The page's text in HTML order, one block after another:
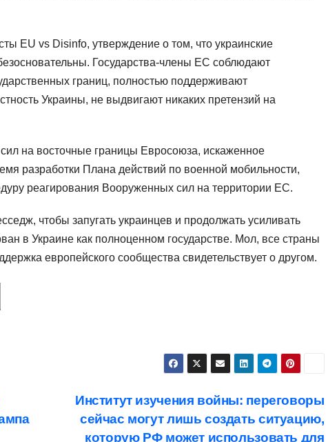
EU vs Disinfo, утверждение о том, что украинские
Государства-члены ЕС соблюдают
границ, полностью поддерживают
Украины, не выдвигают никаких претензий на
на восточные границы Евросоюза, искаженное
разработки Плана действий по военной мобильности,
реагирования Вооруженных сил на территории ЕС.
чтобы запугать украинцев и продолжать усиливать
в Украине как полноценном государстве. Мол, все страны
европейского сообщества свидетельствует о другом.
Институт изучения войны: переговоры
сейчас могут лишь создать ситуацию,
которую РФ может использовать для